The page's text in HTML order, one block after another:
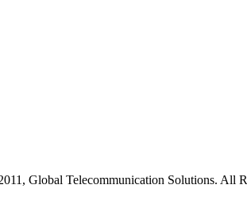
Global Telecommunication Solutions. All